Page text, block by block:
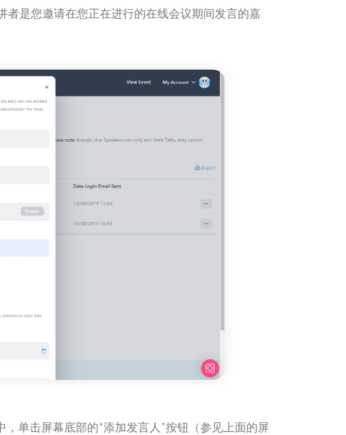
是您邀请在您正在进行的在线会议期间发言的嘉
单击屏幕底部的“添加发言人”按钮（参见上面的屏